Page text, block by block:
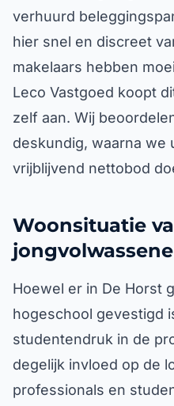
verhuurd
hier snel en discreet
makelaars hebben
Leco Vastgoed koopt
zelf aan. Wij
deskundig, waarna we
vrijblijvend nettobod
Woonsituatie
Hoewel er in De Horst
hogeschool gevestigd
studentendruk in de
degelijk invloed op de
professionals en